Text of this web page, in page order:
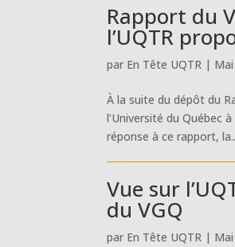
Rapport du
l’UQTR
par En Tête UQTR |
À la suite du dépôt du
l’Université du Québec
réponse à ce rapport,
Vue sur
du VGQ
par En Tête UQTR |